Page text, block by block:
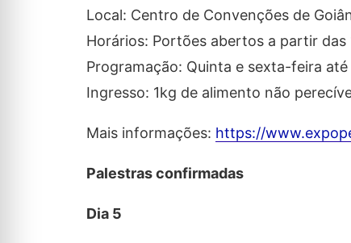
Local: Centro de Convenções de
Horários: Portões abertos a partir das
Programação: Quinta e sexta-feira
Ingresso: 1kg de alimento não
Mais informações: https://
Palestras confirmadas
Dia 5